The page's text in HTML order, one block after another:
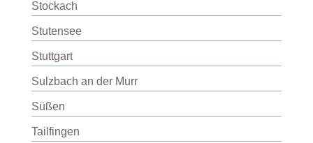
Stockach
Stutensee
Stuttgart
Sulzbach an der Murr
Süßen
Tailfingen